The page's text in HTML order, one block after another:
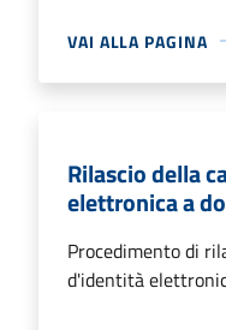
VAI ALLA PAGINA
Rilascio della
elettronica a
Procedimento di
d'identità